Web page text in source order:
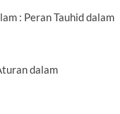
: Peran Tauhid dalam
dalam